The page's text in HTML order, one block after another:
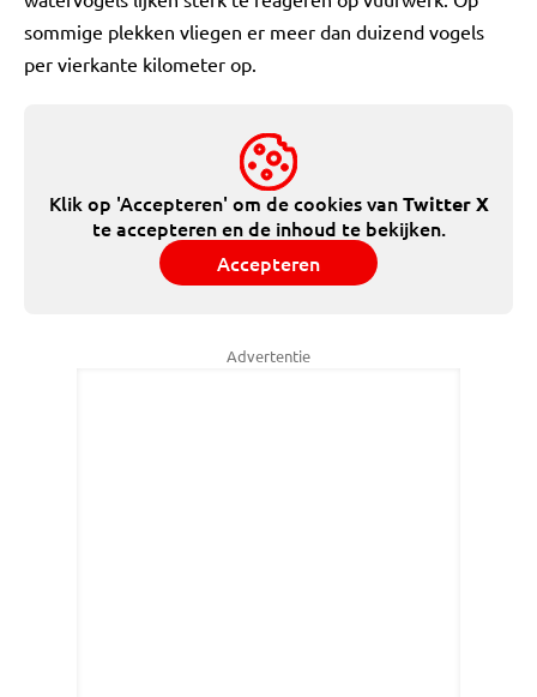
sommige plekken vliegen er meer dan duizend vogels
per vierkante kilometer op.
Klik op 'Accepteren' om de cookies vanTwitter X
te accepteren en de inhoud te bekijken.
Accepteren
Advertentie